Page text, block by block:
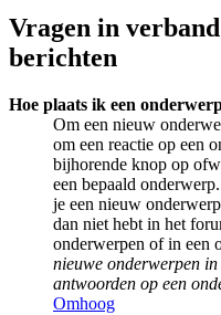
Vragen in
berichten
Hoe plaats ik een
Om een nieuw
om een reactie op een
bijhorende knop op
een bepaald
je een nieuw
dan niet hebt in het
onderwerpen of in een
nieuwe onderwerpen
antwoorden op een
Omhoog